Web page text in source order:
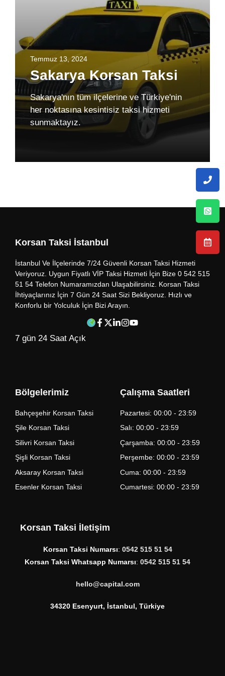
Temmuz 13, 2024
Sakarya Korsan Taksi
Sakarya'nın tüm ilçelerine ve Türkiye'nin
her noktasına kesintisiz taksi hizmeti
sunmaktayız.
Korsan Taksi İstanbul
İstanbul Ve İlçelerinde 7/24 Güvenli Korsan Taksi Hizmeti
Veriyoruz. Uygun Fiyatlı VİP Taksi Hizmeti İçin Bize 0 542 515
51 54 Telefon Numaramızdan Ulaşabilirsiniz. Korsan Taksi
İhtiyaçlarınız İçin 7 Gün 24 Saat Sizi Bekliyoruz. Hızlı ve
Konforlu bir Yolculuk İçin Bizi Arayın.
7 gün 24 Saat Açık
Bölgelerimiz
Bahçeşehir Korsan Taksi
Şile Korsan Taksi
Silivri Korsan Taksi
Şişli Korsan Taksi
Aksaray Korsan Taksi
Esenler Korsan Taksi
Çalışma Saatleri
Pazartesi: 00:00 - 23:59
Salı: 00:00 - 23:59
Çarşamba: 00:00 - 23:59
Perşembe: 00:00 - 23:59
Cuma: 00:00 - 23:59
Cumartesi: 00:00 - 23:59
Korsan Taksi İletişim
Korsan Taksi Numarsı: 0542 515 51 54
Korsan Taksi Whatsapp Numarsı: 0542 515 51 54
hello@capital.com
34320 Esenyurt, İstanbul, Türkiye